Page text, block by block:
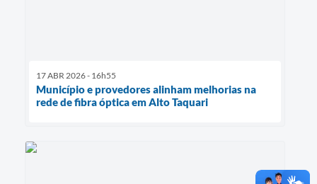
17 ABR 2026 - 16h55
Município e provedores alinham melhorias na
rede de fibra óptica em Alto Taquari